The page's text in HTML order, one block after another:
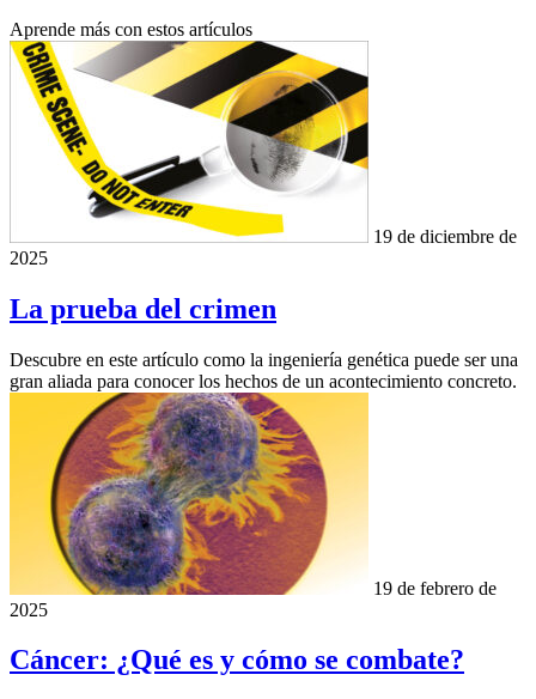
Aprende más con estos artículos
19 de diciembre de
2025
La prueba del crimen
Descubre en este artículo como la ingeniería genética puede ser una
gran aliada para conocer los hechos de un acontecimiento concreto.
19 de febrero de
2025
Cáncer: ¿Qué es y cómo se combate?